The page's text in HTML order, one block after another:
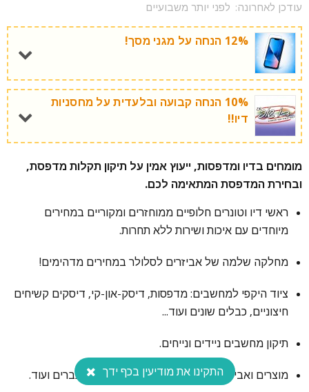
עודכן לאחרונה: לפני יותר משבועיים
12% הנחה על מגני מסך!
חדש! מגני מסך בהתאמה לכל מכשיר!
10% הנחה קבועה ובלעדית על מחסניות
דיו!!
מומחים בדיו ומדפסות, ייעוץ אמין על תיקון תקלות מדפסת,
ובחירת המדפסת המתאימה לכם.
ראשי דיו וטונרים חלופיים ממוחזרים ומקוריים במחירים
מיוחדים עם איכות ושירות ללא תחרות.
מחלקה שלמה של אביזרים לסלולר במחירים מדהימים!
ציוד היקפי למחשבים: מדפסות, דיסק-און-קי, דיסקים קשיחים
חיצוניים, כבלים שונים ועוד...
תיקון מחשבים ניידים ונייחים.
מוצרים ואביזרים לגיימינג - אוזניות, מקלדות, עכברים ועוד.
התקינו את מודיעין בכף ידך